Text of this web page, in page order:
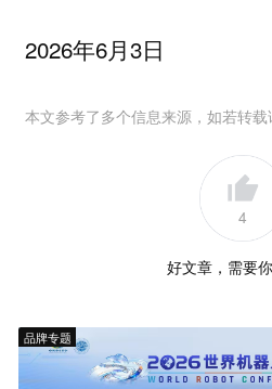
2026年6月3日
本文参考了多个信息来源，如若转载
4
好文章，需要
品牌专题